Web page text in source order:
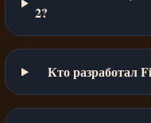
2?
Кто разработал